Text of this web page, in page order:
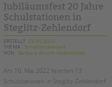
Jubiläumsfest 20 Jahre
Schulstationen in
Steglitz-Zehlendorf
ERSTELLT 23.05.2022
THEMA Schulsozialarbeit
VON
Barbara Brecht-Hadraschek
Am 16. Mai 2022 feierten 13
Schulstationen in Steglitz-Zehlendorf